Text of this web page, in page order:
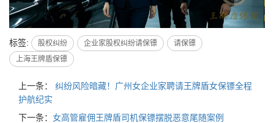
标签: 股权纠纷 企业家股权纠纷请保镖
请保镖
上海王牌盾保镖
上一条： 纠纷风险暗藏！广州女企业家聘请王牌盾女保镖全程
护航纪实
下一条： 女高管雇佣王牌盾司机保镖摆脱恶意尾随案例